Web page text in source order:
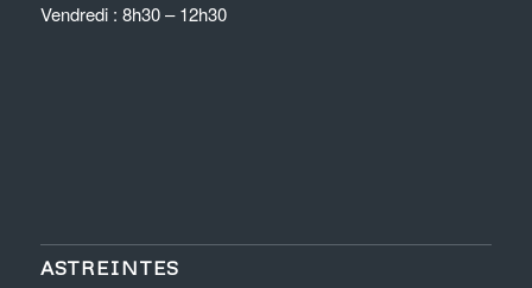
Vendredi : 8h30 – 12h30
ASTREINTES